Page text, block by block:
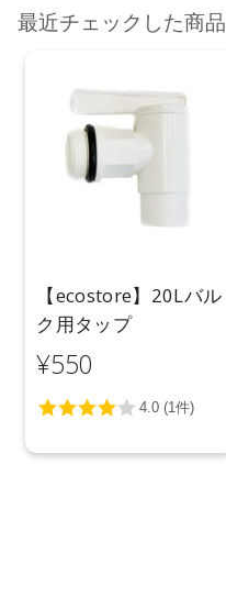
最近チェックした商品
【ecostore】20Lバル
ク用タップ
¥550